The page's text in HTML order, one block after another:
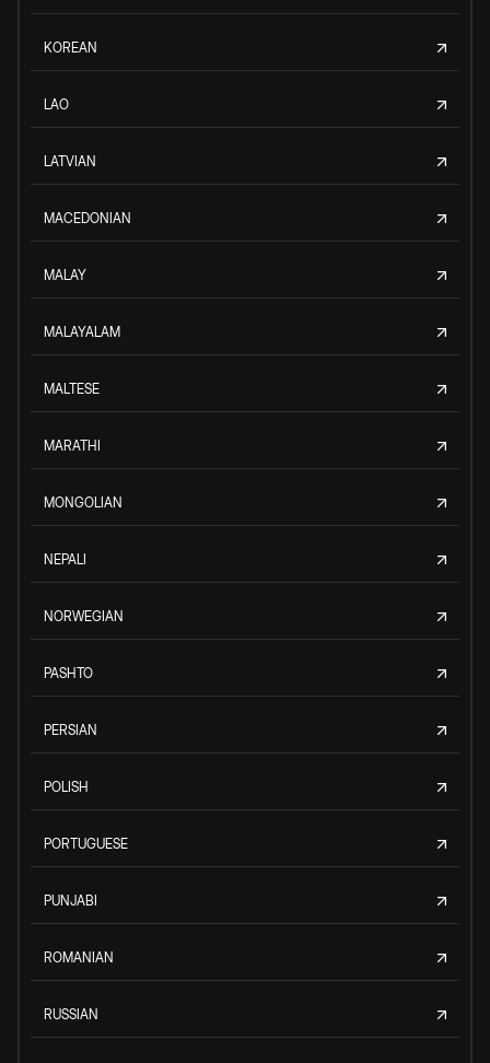
KOREAN
LAO
LATVIAN
MACEDONIAN
MALAY
MALAYALAM
MALTESE
MARATHI
MONGOLIAN
NEPALI
NORWEGIAN
PASHTO
PERSIAN
POLISH
PORTUGUESE
PUNJABI
ROMANIAN
RUSSIAN